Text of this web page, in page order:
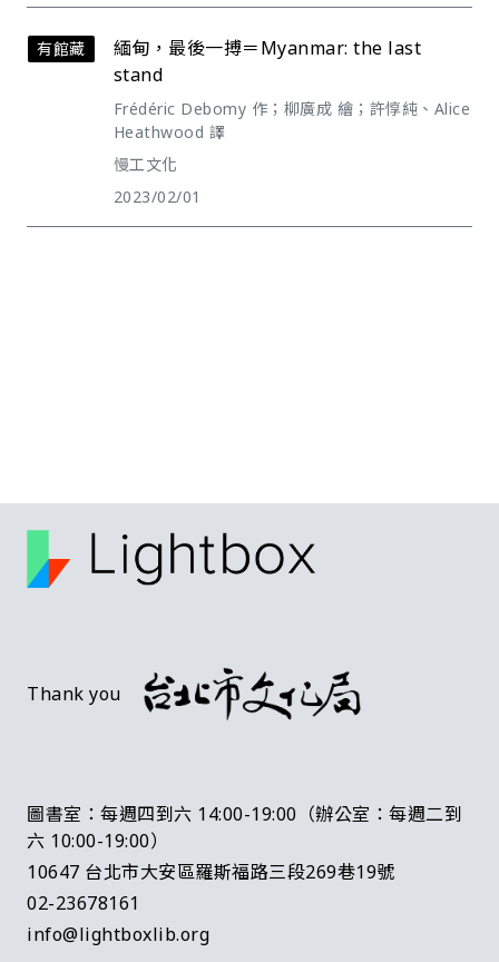
有館藏
緬甸，最後一搏＝Myanmar: the last
stand
Frédéric Debomy 作；柳廣成 繪；許惇純、Alice
Heathwood 譯
慢工文化
2023/02/01
Thank you
圖書室：每週四到六 14:00-19:00（辦公室：每週二到
六 10:00-19:00）
10647 台北市大安區羅斯福路三段269巷19號
02-23678161
info@lightboxlib.org